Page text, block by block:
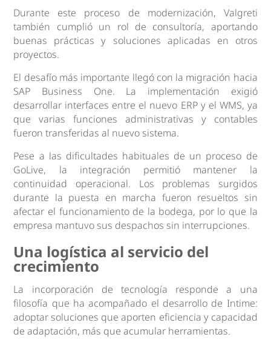
Durante este proceso de modernización, Valgreti
también cumplió un rol de consultoría, aportando
buenas prácticas y soluciones aplicadas en otros
proyectos.
El desafío más importante llegó con la migración hacia
SAP Business One. La implementación exigió
desarrollar interfaces entre el nuevo ERP y el WMS, ya
que varias funciones administrativas y contables
fueron transferidas al nuevo sistema.
Pese a las dificultades habituales de un proceso de
GoLive, la integración permitió mantener la
continuidad operacional. Los problemas surgidos
durante la puesta en marcha fueron resueltos sin
afectar el funcionamiento de la bodega, por lo que la
empresa mantuvo sus despachos sin interrupciones.
Una logística al servicio del
crecimiento
La incorporación de tecnología responde a una
filosofía que ha acompañado el desarrollo de Intime:
adoptar soluciones que aporten eficiencia y capacidad
de adaptación, más que acumular herramientas.